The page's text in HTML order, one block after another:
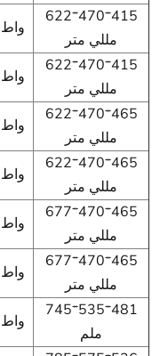
1700 واط
622*470*415
مللي متر
1700 واط
622*470*415
مللي متر
1900 واط
622*470*465
مللي متر
1900 واط
622*470*465
مللي متر
2200 واط
677*470*465
مللي متر
2400 واط
677*470*465
مللي متر
2400 واط
745*535*481
ملم